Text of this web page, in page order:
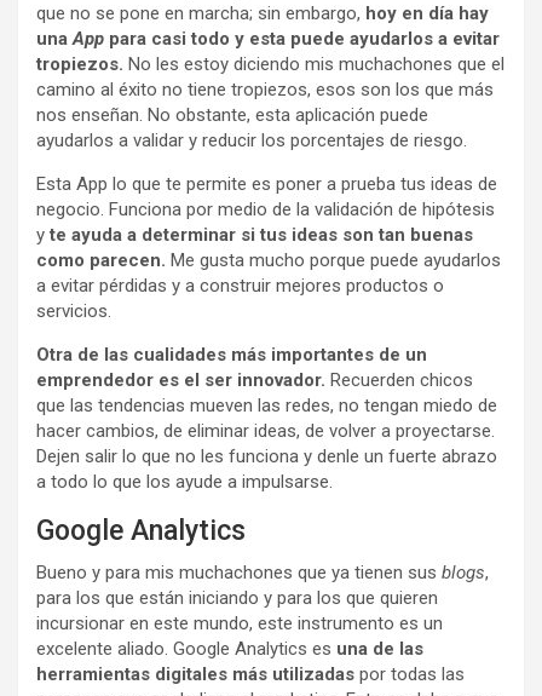
que no se pone en marcha; sin embargo, hoy en día hay
unaApp para casi todo y esta puede ayudarlos a evitar
tropiezos. No les estoy diciendo mis muchachones que el
camino al éxito no tiene tropiezos, esos son los que más
nos enseñan. No obstante, esta aplicación puede
ayudarlos a validar y reducir los porcentajes de riesgo.
Esta App lo que te permite es poner a prueba tus ideas de
negocio. Funciona por medio de la validación de hipótesis
yte ayuda a determinar si tus ideas son tan buenas
como parecen. Me gusta mucho porque puede ayudarlos
a evitar pérdidas y a construir mejores productos o
servicios.
Otra de las cualidades más importantes de un
emprendedor es el ser innovador. Recuerden chicos
que las tendencias mueven las redes, no tengan miedo de
hacer cambios, de eliminar ideas, de volver a proyectarse.
Dejen salir lo que no les funciona y denle un fuerte abrazo
a todo lo que los ayude a impulsarse.
Google Analytics
Bueno y para mis muchachones que ya tienen sus blogs,
para los que están iniciando y para los que quieren
incursionar en este mundo, este instrumento es un
excelente aliado. Google Analytics es una de las
herramientas digitales más utilizadas por todas las